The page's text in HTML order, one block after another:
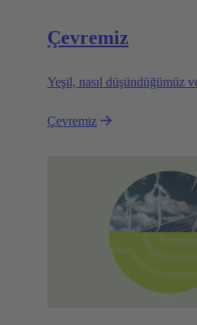
Çevremiz
Yeşil, nasıl düşündüğümüz
Çevremiz